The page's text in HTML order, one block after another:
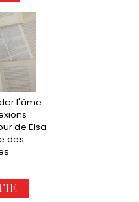
l'âme
de Elsa
des